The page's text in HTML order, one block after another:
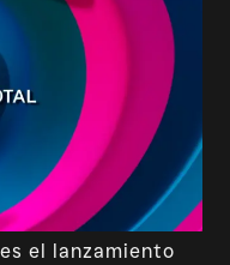
el lanzamiento